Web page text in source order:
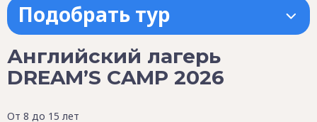
Подобрать тур
Английский лагерь
DREAM’S CAMP 2026
От 8 до 15 лет